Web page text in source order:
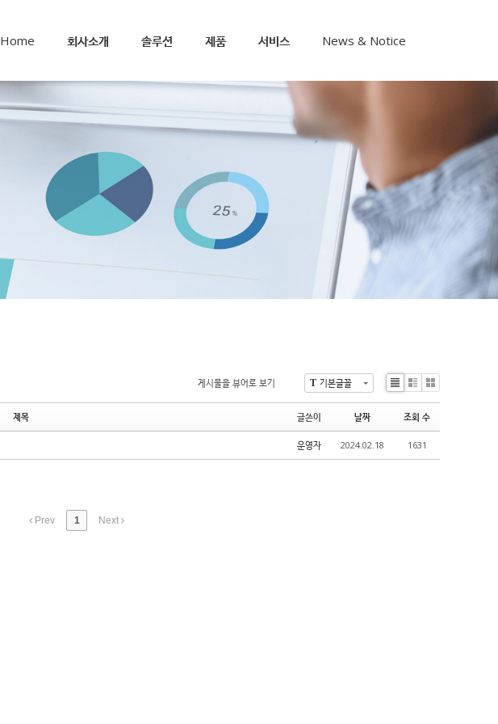
Home 회사소개 솔루션 제품 서비스 News & Notice
T 기본글꼴
게시물을 뷰어로 보기
Li
Zi
e
G
le
제목 글쓴이 날짜 조회 수
운영자 2024.02.18 1631
Prev 1 Next